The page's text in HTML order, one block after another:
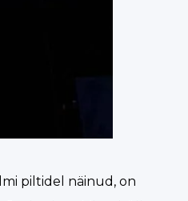
piltidel näinud, on